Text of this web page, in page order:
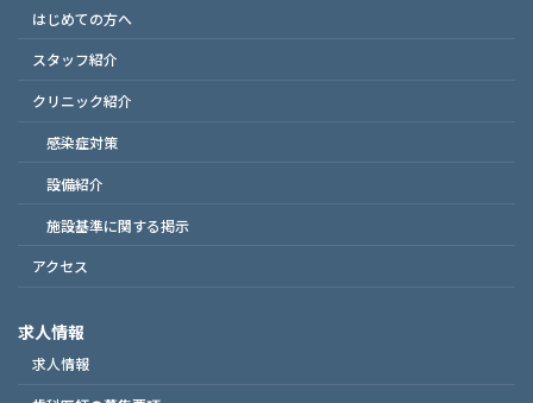
はじめての方へ
スタッフ紹介
クリニック紹介
感染症対策
設備紹介
施設基準に関する掲示
アクセス
求人情報
求人情報